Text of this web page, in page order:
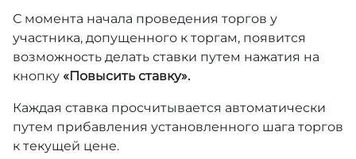
С момента начала проведения торгов у
участника, допущенного к торгам, появится
возможность делать ставки путем нажатия на
кнопку «Повысить ставку».
Каждая ставка просчитывается автоматически
путем прибавления установленного шага торгов
к текущей цене.